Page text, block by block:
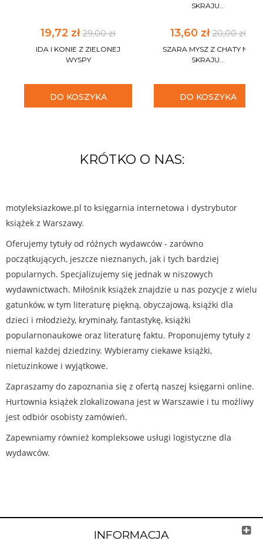
19,72 zł 29,00 zł
IDA I KONIE Z ZIELONEJ
WYSPY
DO KOSZYKA
SKRAJU...
13,60 zł20,00 zł
SZARA MYSZ Z CHATY NA
SKRAJU...
DO KOSZYKA
KRÓTKO O NAS:
motyleksiazkowe.pl to księgarnia internetowa i dystrybutor
książek z Warszawy.
Oferujemy tytuły od różnych wydawców - zarówno
początkujących, jeszcze nieznanych, jak i tych bardziej
popularnych. Specjalizujemy się jednak w niszowych
wydawnictwach. Miłośnik książek znajdzie u nas pozycje z wielu
gatunków, w tym literaturę piękną, obyczajową, książki dla
dzieci i młodzieży, kryminały, fantastykę, książki
popularnonaukowe oraz literaturę faktu. Proponujemy tytuły z
niemal każdej dziedziny. Wybieramy ciekawe książki,
nietuzinkowe i wyjątkowe.
Zapraszamy do zapoznania się z ofertą naszej księgarni online.
Hurtownia książek zlokalizowana jest w Warszawie i tu możliwy
jest odbiór osobisty zamówień.
Zapewniamy również kompleksowe usługi logistyczne dla
wydawców.
INFORMACJA